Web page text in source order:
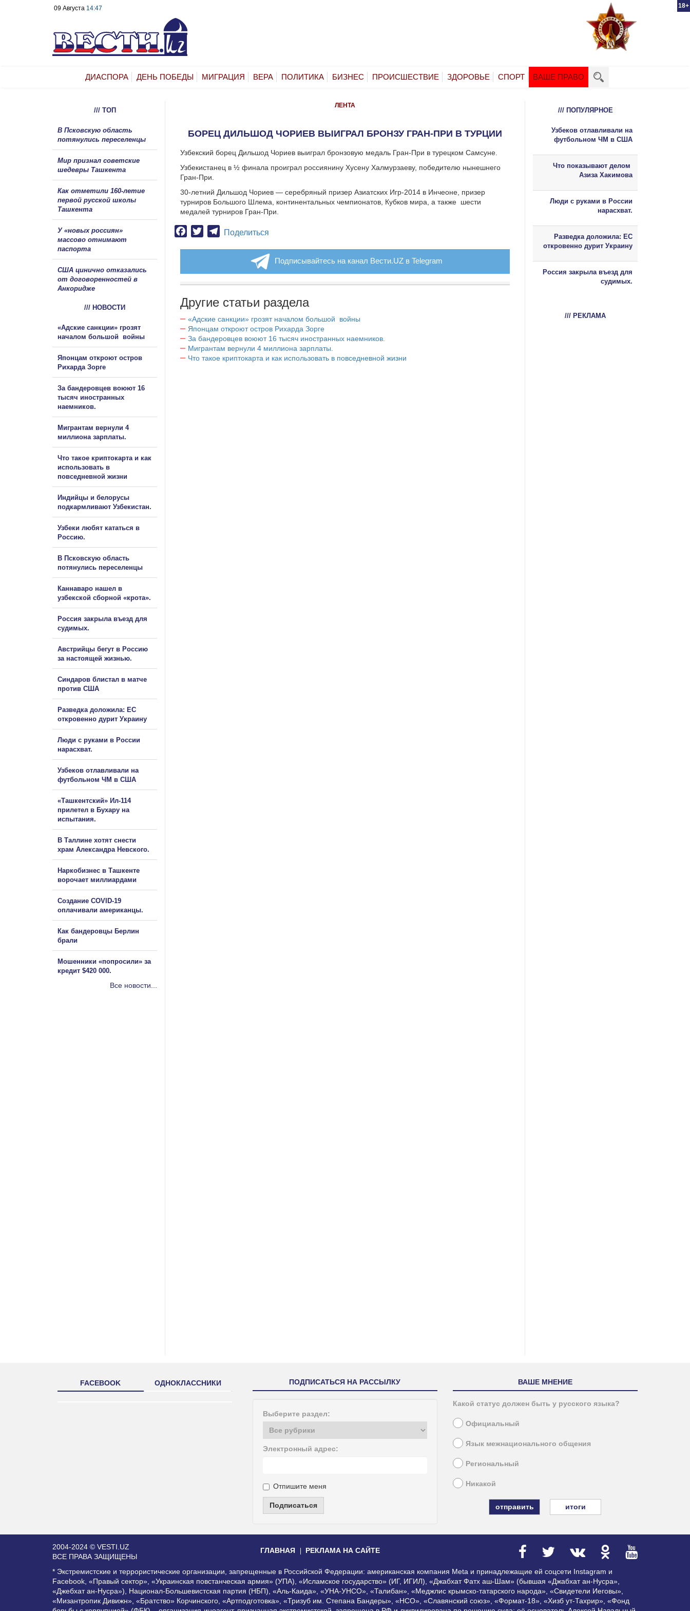
18+
09 Августа 14:47
ДИАСПОРА ДЕНЬ ПОБЕДЫ МИГРАЦИЯ ВЕРА ПОЛИТИКА БИЗНЕС ПРОИСШЕСТВИЕ ЗДОРОВЬЕ СПОРТ ВАШЕ ПРАВО
ЛЕНТА
БОРЕЦ ДИЛЬШОД ЧОРИЕВ ВЫИГРАЛ БРОНЗУ ГРАН-ПРИ В ТУРЦИИ
Узбекский борец Дильшод Чориев выиграл бронзовую медаль Гран-При в турецком Самсуне.
Узбекистанец в ½ финала проиграл россиянину Хусену Халмурзаеву, победителю нынешнего
Гран-При.
30-летний Дильшод Чориев — серебряный призер Азиатских Игр-2014 в Инчеоне, призер
турниров Большого Шлема, континентальных чемпионатов, Кубков мира, а также шести
медалей турниров Гран-При.
Facebook
TwitterTelegram
Поделиться
Подписывайтесь на канал Вести.UZ в Telegram
Другие статьи раздела
«Адские санкции» грозят началом большой войны
Японцам откроют остров Рихарда Зорге
За бандеровцев воюют 16 тысяч иностранных наемников.
Мигрантам вернули 4 миллиона зарплаты.
Что такое криптокарта и как использовать в повседневной жизни
/// ТОП
В Псковскую область
потянулись переселенцы
Мир признал советские
шедевры Ташкента
Как отметили 160-летие
первой русской школы
Ташкента
У «новых россиян»
массово отнимают
паспорта
США цинично отказались
от договоренностей в
Анкоридже
/// НОВОСТИ
«Адские санкции» грозят
началом большой войны
Японцам откроют остров
Рихарда Зорге
За бандеровцев воюют 16
тысяч иностранных
наемников.
Мигрантам вернули 4
миллиона зарплаты.
Что такое криптокарта и как
использовать в
повседневной жизни
Индийцы и белорусы
подкармливают Узбекистан.
Узбеки любят кататься в
Россию.
В Псковскую область
потянулись переселенцы
Каннаваро нашел в
узбекской сборной «крота».
Россия закрыла въезд для
судимых.
Австрийцы бегут в Россию
за настоящей жизнью.
Синдаров блистал в матче
против США
Разведка доложила: ЕС
откровенно дурит Украину
Люди с руками в России
нарасхват.
Узбеков отлавливали на
футбольном ЧМ в США
«Ташкентский» Ил-114
прилетел в Бухару на
испытания.
В Таллине хотят снести
храм Александра Невского.
Наркобизнес в Ташкенте
ворочает миллиардами
Создание COVID-19
оплачивали американцы.
Как бандеровцы Берлин
брали
Мошенники «попросили» за
кредит $420 000.
Все новости...
/// ПОПУЛЯРНОЕ
Узбеков отлавливали на
футбольном ЧМ в США
Что показывают делом
Азиза Хакимова
Люди с руками в России
нарасхват.
Разведка доложила: ЕС
откровенно дурит Украину
Россия закрыла въезд для
судимых.
/// РЕКЛАМА
FACEBOOK ОДНОКЛАССНИКИ ПОДПИСАТЬСЯ НА РАССЫЛКУ
Выберите раздел:
Электронный адрес:
Отпишите меня
Подписаться
ВАШЕ МНЕНИЕ
Какой статус должен быть у русского языка?
Официальный
Язык межнационального общения
Региональный
Никакой
итоги
2004-2024 © VESTI.UZ
ВСЕ ПРАВА ЗАЩИЩЕНЫ
ГЛАВНАЯ РЕКЛАМА НА САЙТЕ
* Экстремистские и террористические организации, запрещенные в Российской Федерации: американская компания Meta и принадлежащие ей соцсети Instagram и
Facebook, «Правый сектор», «Украинская повстанческая армия» (УПА), «Исламское государство» (ИГ, ИГИЛ), «Джабхат Фатх аш-Шам» (бывшая «Джабхат ан-Нусра»,
«Джебхат ан-Нусра»), Национал-Большевистская партия (НБП), «Аль-Каида», «УНА-УНСО», «Талибан», «Меджлис крымско-татарского народа», «Свидетели Иеговы»,
«Мизантропик Дивижн», «Братство» Корчинского, «Артподготовка», «Тризуб им. Степана Бандеры», «НСО», «Славянский союз», «Формат-18», «Хизб ут-Тахрир», «Фонд